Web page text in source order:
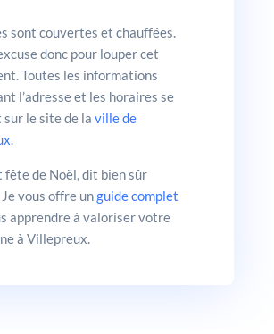
sont couvertes et chauffées.
donc pour louper cet
Toutes les informations
l’adresse et les horaires se
le site de la ville de
.
fête de Noël, dit bien sûr
vous offre unguide complet
apprendre à valoriser votre
à Villepreux.